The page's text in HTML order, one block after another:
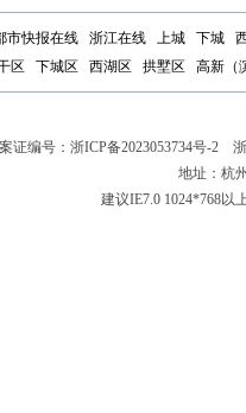
市快报在线 浙江在线 上城 下城
区 下城区 西湖区 拱墅区 高新（
证编号： 浙ICP备2023053734号-2 浙
地址：杭
建议IE7.0 1024*768